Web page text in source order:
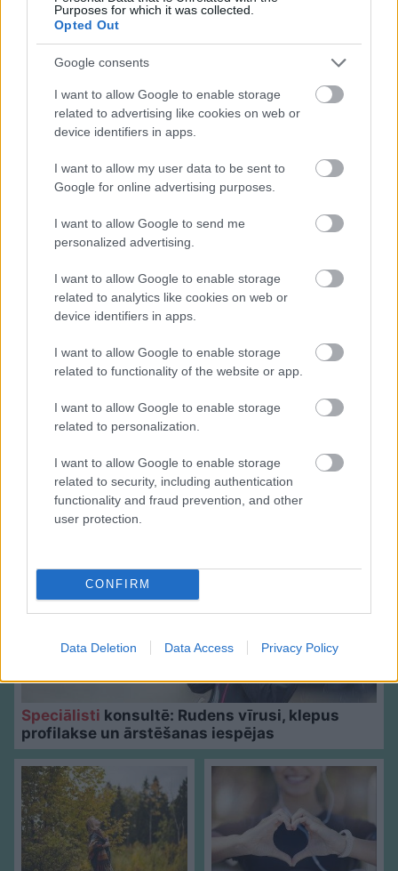
Purposes for which it was collected.
Opted Out
Google consents
I want to allow Google to enable storage
related to advertising like cookies on web or
device identifiers in apps.
I want to allow my user data to be sent to
Google for online advertising purposes.
I want to allow Google to send me
personalized advertising.
I want to allow Google to enable storage
related to analytics like cookies on web or
device identifiers in apps.
I want to allow Google to enable storage
related to functionality of the website or app.
I want to allow Google to enable storage
related to personalization.
I want to allow Google to enable storage
related to security, including authentication
functionality and fraud prevention, and other
user protection.
CONFIRM
Data Deletion Data Access Privacy Policy
aizrauties
3zodiaka zīmes šajā nedēļas nogalē
palikt mājās
“Spāņi aiz šausmām mēmi!” Dombravas
vēstule sacēlusi vētru Latvijā, bet ko par
to domā spāņi?
ASVizlūkdienesti atklāj Putina iespējamo
nākamo soli: risks pieaugs jau šoruden
Nabagacilvēks! “Pepco” veikalā kāds
pircējs dabūjis dzirdēt to, ko viņam
noteikti nebūtu jādzird
Lasīt citas ziņas
Sadarbības projekts
Speciālisti konsultē: Rudens vīrusi, klepus
profilakse un ārstēšanas iespējas
Atcelt Ziņot